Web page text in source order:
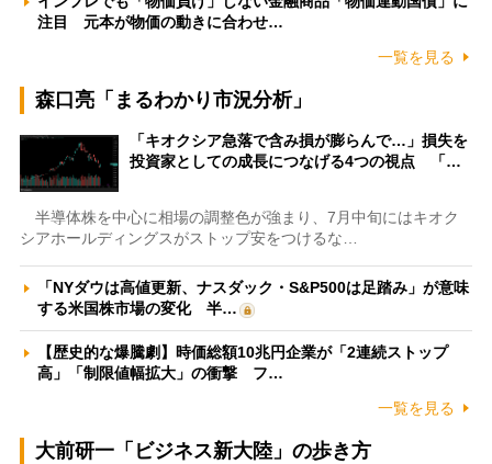
注目 元本が物価の動きに合わせ…
一覧を見る
森口亮「まるわかり市況分析」
「キオクシア急落で含み損が膨らんで…」損失を
投資家としての成長につなげる4つの視点 「…
半導体株を中心に相場の調整色が強まり、7月中旬にはキオク
シアホールディングスがストップ安をつけるな…
「NYダウは高値更新、ナスダック・S&P500は足踏み」が意味
する米国株市場の変化 半…
【歴史的な爆騰劇】時価総額10兆円企業が「2連続ストップ
高」「制限値幅拡大」の衝撃 フ…
一覧を見る
大前研一「ビジネス新大陸」の歩き方